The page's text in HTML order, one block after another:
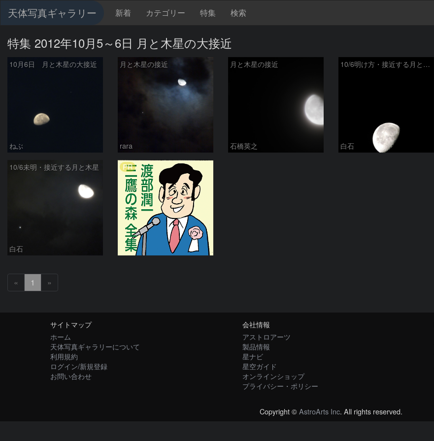
天体写真ギャラリー 新着 カテゴリー 特集 検索
特集 2012年10月5～6日 月と木星の大接近
10月6日 月と木星の大接近
ねぶ
月と木星の接近
rara
月と木星の接近
石橋英之
10/6明け方・接近する月と木星
白石
10/6未明・接近する月と木星
白石
PR
« 1 »
サイトマップ
ホーム
天体写真ギャラリーについて
利用規約
ログイン/新規登録
お問い合わせ
会社情報
アストロアーツ
製品情報
星ナビ
星空ガイド
オンラインショップ
プライバシー・ポリシー
Copyright ©AstroArts Inc. All rights reserved.